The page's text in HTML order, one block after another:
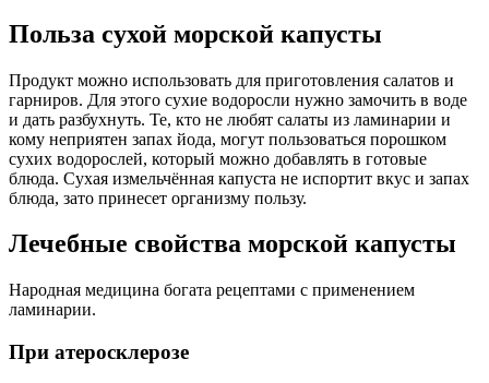
Польза сухой морской капусты
Продукт можно использовать для приготовления салатов и
гарниров. Для этого сухие водоросли нужно замочить в воде
и дать разбухнуть. Те, кто не любят салаты из ламинарии и
кому неприятен запах йода, могут пользоваться порошком
сухих водорослей, который можно добавлять в готовые
блюда. Сухая измельчённая капуста не испортит вкус и запах
блюда, зато принесет организму пользу.
Лечебные свойства морской капусты
Народная медицина богата рецептами с применением
ламинарии.
При атеросклерозе